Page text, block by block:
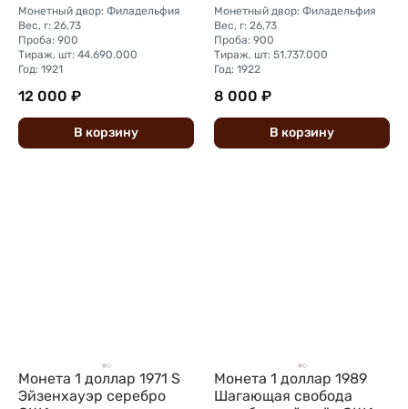
Монетный двор: Филадельфия
Вес, г: 26,73
Проба: 900
Тираж, шт: 44.690.000
Год: 1921
12 000 ₽
В корзину
Монетный двор: Филадельфия
Вес, г: 26,73
Проба: 900
Тираж, шт: 51.737.000
Год: 1922
8 000 ₽
В корзину
Монета 1 доллар 1971 S
Эйзенхауэр серебро
Монета 1 доллар 1989
Шагающая свобода